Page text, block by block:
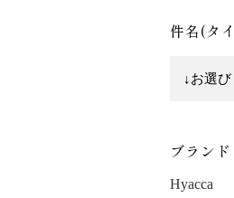
件名(タ
ブランド
Hyacca